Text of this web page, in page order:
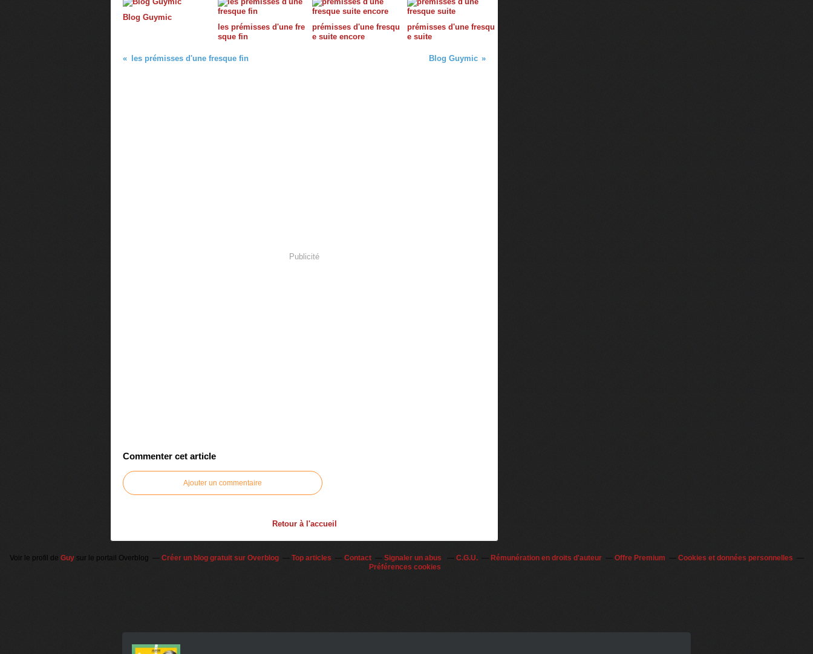
Blog Guymic
les prémisses d'une fre
sque fin
prémisses d'une fresqu
e suite encore
prémisses d'une fresqu
e suite
les prémisses d'une fresque fin Blog Guymic
Publicité
Commenter cet article
Ajouter un commentaire
Retour à l'accueil
Voir le profil de Guysur le portail Overblog Créer un blog gratuit sur Overblog Top articles Contact Signaler un abus C.G.U. Rémunération en droits d'auteur Offre Premium
Cookies et données personnelles
Préférences cookies